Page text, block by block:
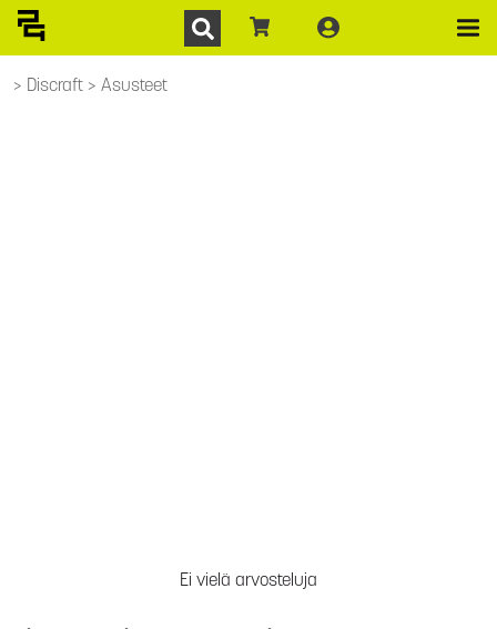
Discraft Asusteet
Ei vielä arvosteluja